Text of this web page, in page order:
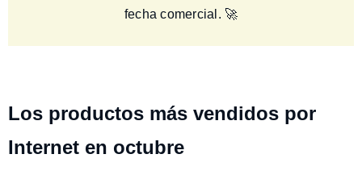
fecha comercial. 🚀
Los productos más vendidos por
Internet en octubre